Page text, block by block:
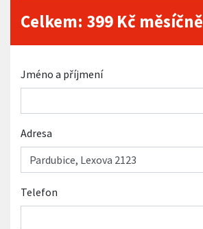
Celkem: 399 Kč měsíčně
Jméno a příjmení
Adresa
Telefon